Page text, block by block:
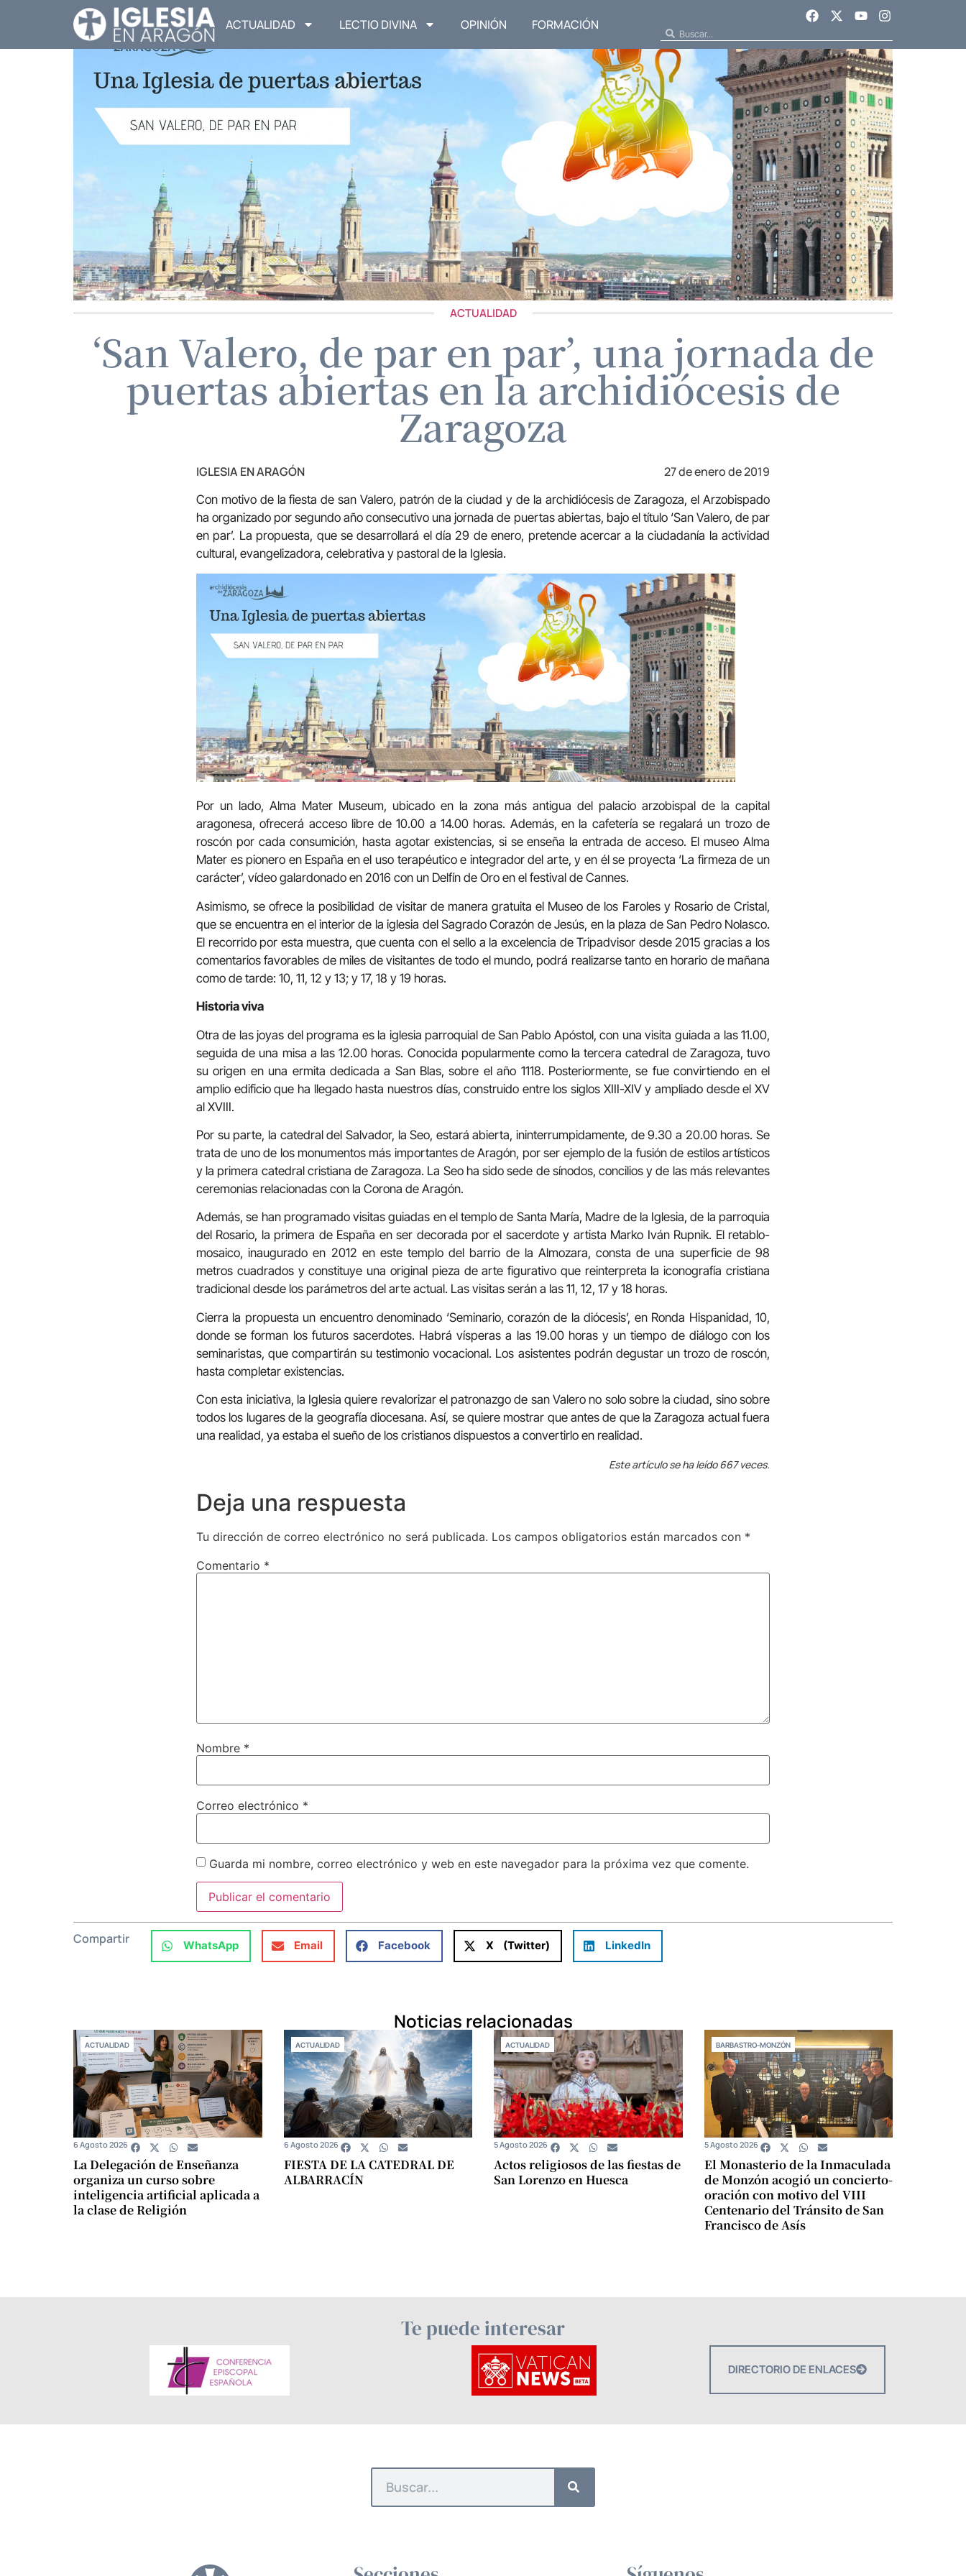
ACTUALIDAD LECTIO DIVINA OPINIÓN FORMACIÓN
ACTUALIDAD
‘San Valero, de par en par’, una jornada de
puertas abiertas en la archidiócesis de
Zaragoza
IGLESIA EN ARAGÓN 27 de enero de 2019
Con motivo de la fiesta de san Valero, patrón de la ciudad y de la archidiócesis de Zaragoza, el Arzobispado
ha organizado por segundo año consecutivo una jornada de puertas abiertas, bajo el título ‘San Valero, de par
en par’. La propuesta, que se desarrollará el día 29 de enero, pretende acercar a la ciudadanía la actividad
cultural, evangelizadora, celebrativa y pastoral de la Iglesia.
Por un lado, Alma Mater Museum, ubicado en la zona más antigua del palacio arzobispal de la capital
aragonesa, ofrecerá acceso libre de 10.00 a 14.00 horas. Además, en la cafetería se regalará un trozo de
roscón por cada consumición, hasta agotar existencias, si se enseña la entrada de acceso. El museo Alma
Mater es pionero en España en el uso terapéutico e integrador del arte, y en él se proyecta ‘La firmeza de un
carácter’, vídeo galardonado en 2016 con un Delfín de Oro en el festival de Cannes.
Asimismo, se ofrece la posibilidad de visitar de manera gratuita el Museo de los Faroles y Rosario de Cristal,
que se encuentra en el interior de la iglesia del Sagrado Corazón de Jesús, en la plaza de San Pedro Nolasco.
El recorrido por esta muestra, que cuenta con el sello a la excelencia de Tripadvisor desde 2015 gracias a los
comentarios favorables de miles de visitantes de todo el mundo, podrá realizarse tanto en horario de mañana
como de tarde: 10, 11, 12 y 13; y 17, 18 y 19 horas.
Historia viva
Otra de las joyas del programa es la iglesia parroquial de San Pablo Apóstol, con una visita guiada a las 11.00,
seguida de una misa a las 12.00 horas. Conocida popularmente como la tercera catedral de Zaragoza, tuvo
su origen en una ermita dedicada a San Blas, sobre el año 1118. Posteriormente, se fue convirtiendo en el
amplio edificio que ha llegado hasta nuestros días, construido entre los siglos XIII-XIV y ampliado desde el XV
al XVIII.
Por su parte, la catedral del Salvador, la Seo, estará abierta, ininterrumpidamente, de 9.30 a 20.00 horas. Se
trata de uno de los monumentos más importantes de Aragón, por ser ejemplo de la fusión de estilos artísticos
y la primera catedral cristiana de Zaragoza. La Seo ha sido sede de sínodos, concilios y de las más relevantes
ceremonias relacionadas con la Corona de Aragón.
Además, se han programado visitas guiadas en el templo de Santa María, Madre de la Iglesia, de la parroquia
del Rosario, la primera de España en ser decorada por el sacerdote y artista Marko Iván Rupnik. El retablo-
mosaico, inaugurado en 2012 en este templo del barrio de la Almozara, consta de una superficie de 98
metros cuadrados y constituye una original pieza de arte figurativo que reinterpreta la iconografía cristiana
tradicional desde los parámetros del arte actual. Las visitas serán a las 11, 12, 17 y 18 horas.
Cierra la propuesta un encuentro denominado ‘Seminario, corazón de la diócesis’, en Ronda Hispanidad, 10,
donde se forman los futuros sacerdotes. Habrá vísperas a las 19.00 horas y un tiempo de diálogo con los
seminaristas, que compartirán su testimonio vocacional. Los asistentes podrán degustar un trozo de roscón,
hasta completar existencias.
Con esta iniciativa, la Iglesia quiere revalorizar el patronazgo de san Valero no solo sobre la ciudad, sino sobre
todos los lugares de la geografía diocesana. Así, se quiere mostrar que antes de que la Zaragoza actual fuera
una realidad, ya estaba el sueño de los cristianos dispuestos a convertirlo en realidad.
Este artículo se ha leído 667 veces.
Deja una respuesta
Tu dirección de correo electrónico no será publicada. Los campos obligatorios están marcados con *
Comentario *
Nombre *
Correo electrónico *
Guarda mi nombre, correo electrónico y web en este navegador para la próxima vez que comente.
Compartir WhatsApp Email Facebook X (Twitter) LinkedIn
Noticias relacionadas
ACTUALIDAD
La Delegación de Enseñanza
organiza un curso sobre
inteligencia artificial aplicada a
la clase de Religión
6 Agosto 2026
ACTUALIDAD
FIESTA DE LA CATEDRAL DE
ALBARRACÍN
6 Agosto 2026
ACTUALIDAD
Actos religiosos de las fiestas de
San Lorenzo en Huesca
5 Agosto 2026
BARBASTRO-MONZÓN
El Monasterio de la Inmaculada
de Monzón acogió un concierto-
oración con motivo del VIII
Centenario del Tránsito de San
Francisco de Asís
5 Agosto 2026
Te puede interesar
DIRECTORIO DE ENLACES